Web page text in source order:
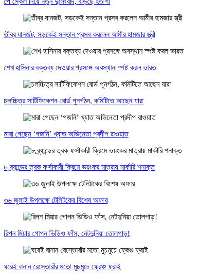
তীব্র যানজট, সড়কেই সন্তান প্রসব করলেন আমীর হামজার স্ত্রী
শেখ হাসিনার বক্তব্য দেওয়ার প্রসঙ্গে অবস্থান স্পষ্ট করল ভারত
চলচ্চিত্র সার্টিফিকেশন বোর্ড পুনর্গঠন, কমিটিতে আছেন যারা
মারা গেছেন ‘গজনি’ খ্যাত অভিনেতা প্রদীপ রাওয়াত
৮ ব্র্যান্ডের ত্বক ফর্সাকারী ক্রিমে ভয়ংকর মাত্রায় মার্কারি শনাক্ত
৩৬ জুলাই উপলক্ষে টেলিটকের বিশেষ অফার
রিপন মিয়ার গোপন ভিডিও ফাঁস, নেটদুনিয়া তোলপাড়!
ঘরেই বানান রেস্তোরাঁর মতো মুচমুচে ফ্রেঞ্চ ফ্রাই